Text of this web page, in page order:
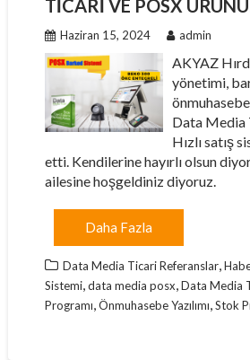
TICARI VE POSX
Haziran 15, 2024 admin
AKYAZ
yönetimi,
Data Media
Hızlı satış
etti. Kendilerine hayırlı olsun
ailesine hoşgeldiniz diyoruz.
Daha Fazla
Data Media Ticari Referanslar,
Sistemi,data media posx,Data Media
Programı,Önmuhasebe Yazılımı,Stok